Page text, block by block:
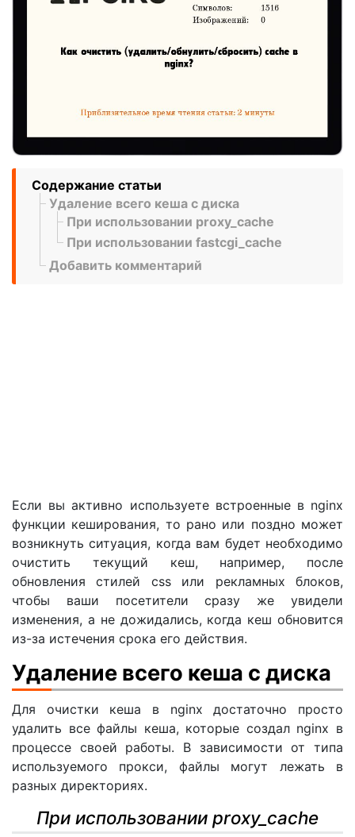
Содержание статьи
Удаление всего кеша с диска
При использовании proxy_cache
При использовании fastcgi_cache
Добавить комментарий
Если вы активно используете встроенные в nginx
функции кеширования, то рано или поздно может
возникнуть ситуация, когда вам будет необходимо
очистить текущий кеш, например, после
обновления стилей css или рекламных блоков,
чтобы ваши посетители сразу же увидели
изменения, а не дожидались, когда кеш обновится
из-за истечения срока его действия.
Удаление всего кеша с диска
Для очистки кеша в nginx достаточно просто
удалить все файлы кеша, которые создал nginx в
процессе своей работы. В зависимости от типа
используемого прокси, файлы могут лежать в
разных директориях.
При использовании proxy_cache